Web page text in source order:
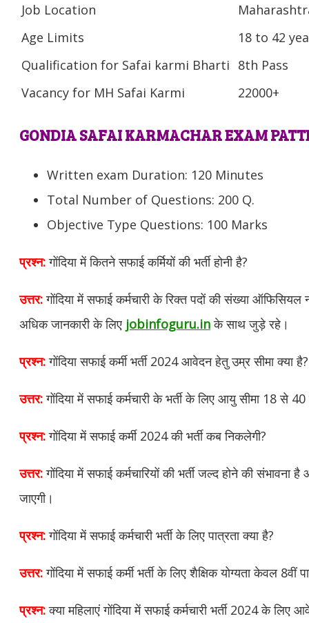
Job Location
Age Limits
18 to 42
Qualification for Safai karmi Bharti 8th Pass
Vacancy for MH Safai Karmi
22000+
GONDIA SAFAI KARMACHAR EXAM
Written exam Duration: 120 Minutes
Total Number of Questions: 200 Q.
Objective Type Questions: 100 Marks
प्रश्न:गोंदिया में कितने सफाई कर्मियों की भर्ती होनी है?
उत्तर:गोंदिया में सफाई कर्मचारी के रिक्त पदों की संख्या
अधिक जानकारी के लिए jobinfoguru.in के साथ जुड़े रहे।
प्रश्न:गोंदिया सफाई कर्मी भर्ती 2024 आवेदन हेतु उम्र सीमा क्या है?
उत्तर:गोंदिया में सफाई कर्मचारी के भर्ती के लिए आयु सीमा 18 से 40
प्रश्न:गोंदिया में सफाई कर्मी 2024 की भर्ती कब निकलेगी?
उत्तर:गोंदिया में सफाई कर्मचारियों की भर्ती जल्द होने की संभावना
जाएगी।
प्रश्न:गोंदिया में सफाई कर्मचारी भर्ती के लिए पात्रता क्या है?
उत्तर:गोंदिया में सफाई कर्मी भर्ती के लिए शैक्षिक योग्यता केवल 8वीं
प्रश्न:क्या महिलाएं गोंदिया में सफाई कर्मचारी भर्ती 2024 के